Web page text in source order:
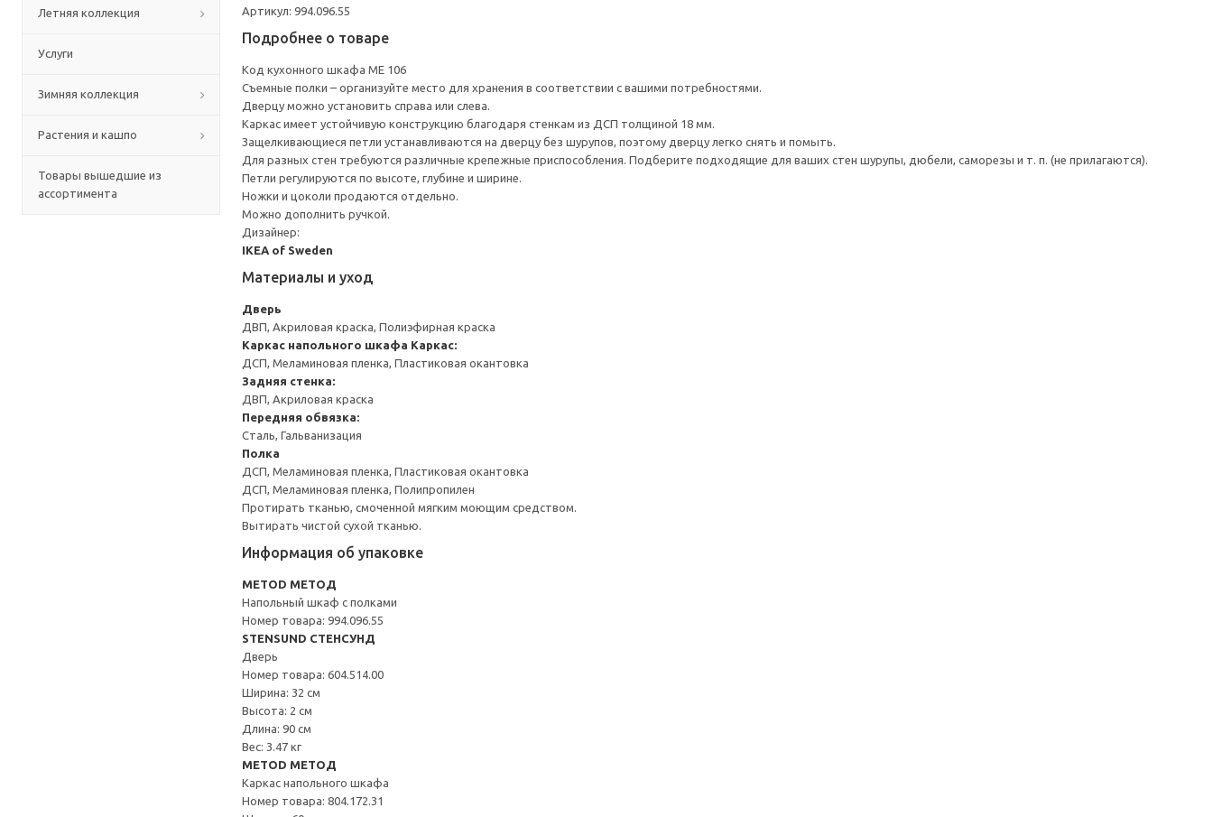
Летняя коллекция
Услуги
Зимняя коллекция
Растения и кашпо
Товары вышедшие из
ассортимента
Артикул: 994.096.55
Подробнее о товаре
Код кухонного шкафа ME 106
Съемные полки – организуйте место для хранения в соответствии с вашими потребностями.
Дверцу можно установить справа или слева.
Каркас имеет устойчивую конструкцию благодаря стенкам из ДСП толщиной 18 мм.
Защелкивающиеся петли устанавливаются на дверцу без шурупов, поэтому дверцу легко снять и помыть.
Для разных стен требуются различные крепежные приспособления. Подберите подходящие для ваших стен шурупы, дюбели, саморезы и т. п. (не прилагаются).
Петли регулируются по высоте, глубине и ширине.
Ножки и цоколи продаются отдельно.
Можно дополнить ручкой.
Дизайнер:
IKEA of Sweden
Материалы и уход
Дверь
ДВП, Акриловая краска, Полиэфирная краска
Каркас напольного шкафа Каркас:
ДСП, Меламиновая пленка, Пластиковая окантовка
Задняя стенка:
ДВП, Акриловая краска
Передняя обвязка:
Сталь, Гальванизация
Полка
ДСП, Меламиновая пленка, Пластиковая окантовка
ДСП, Меламиновая пленка, Полипропилен
Протирать тканью, смоченной мягким моющим средством.
Вытирать чистой сухой тканью.
Информация об упаковке
METOD МЕТОД
Напольный шкаф с полками
Номер товара: 994.096.55
STENSUND СТЕНСУНД
Дверь
Номер товара: 604.514.00
Ширина: 32 см
Высота: 2 см
Длина: 90 см
Вес: 3.47 кг
METOD МЕТОД
Каркас напольного шкафа
Номер товара: 804.172.31